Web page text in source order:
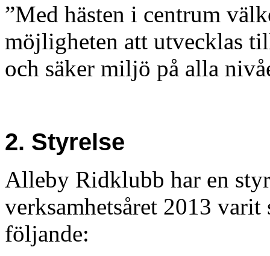
”Med hästen i centrum
möjligheten att utvecklas
och säker miljö på alla
2. Styrelse
Alleby Ridklubb har en
verksamhetsåret 2013 varit
följande: